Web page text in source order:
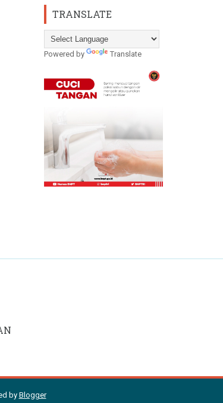
TRANSLATE
Powered by Translate
by Blogger